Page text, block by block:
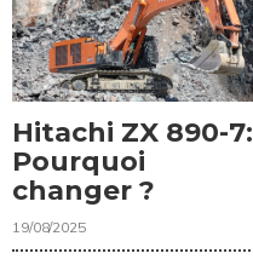
Hitachi ZX 890-7:
Pourquoi
changer ?
19/08/2025